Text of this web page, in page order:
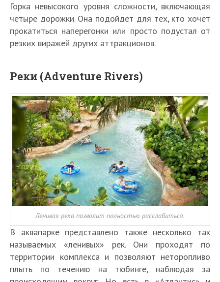
Горка невысокого уровня сложности, включающая
четыре дорожки. Она подойдет для тех, кто хочет
прокатиться наперегонки или просто подустал от
резких виражей других аттракционов.
Реки (Adventure Rivers)
Ленивая река позволит полностью расслабиться.
В аквапарке представлено также несколько так
называемых «ленивых» рек. Они проходят по
территории комплекса и позволяют неторопливо
плыть по течению на тюбинге, наблюдая за